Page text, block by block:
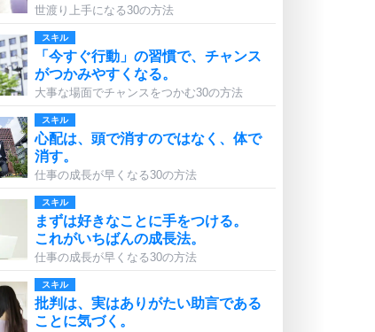
世渡り上手になる30の方法
スキル
「今すぐ行動」の習慣で、チャンス
がつかみやすくなる。
大事な場面でチャンスをつかむ30の方法
スキル
心配は、頭で消すのではなく、体で
消す。
仕事の成長が早くなる30の方法
スキル
まずは好きなことに手をつける。
これがいちばんの成長法。
仕事の成長が早くなる30の方法
スキル
批判は、実はありがたい助言である
ことに気づく。